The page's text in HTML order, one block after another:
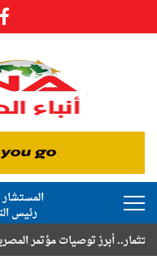
رئيس
أبرز توصيات مؤتمر المصريين